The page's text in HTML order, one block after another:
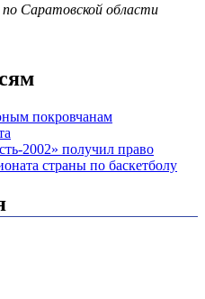
Саратовской области
покровчанам
2002» получил право
страны по баскетболу